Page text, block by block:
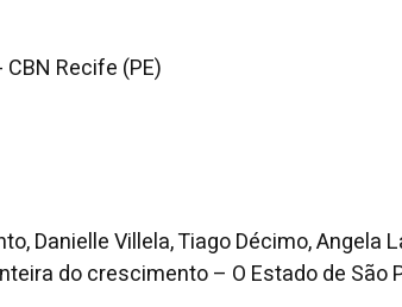
Recife (PE)
Danielle Villela, Tiago Décimo, Angela
do crescimento – O Estado de São